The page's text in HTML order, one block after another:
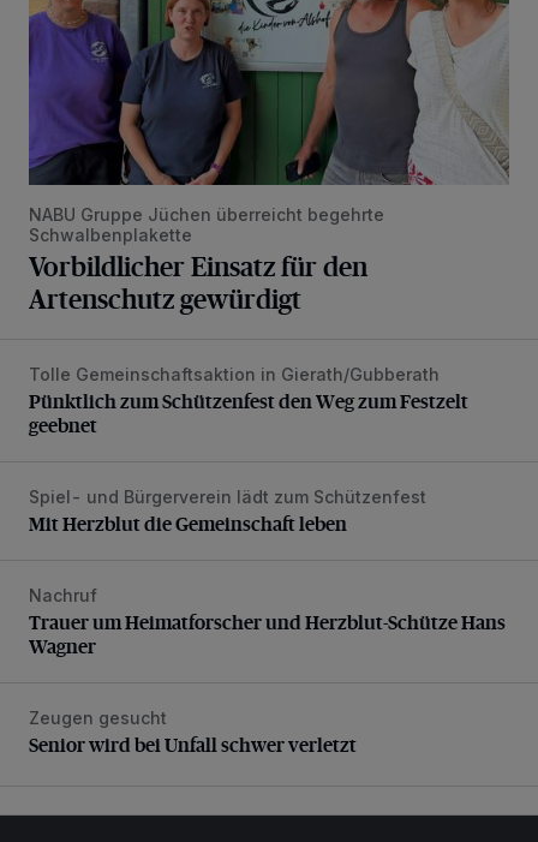
NABU Gruppe Jüchen überreicht begehrte
Schwalbenplakette
Vorbildlicher Einsatz für den
Artenschutz gewürdigt
Pünktlich zum Schützenfest den Weg zum Festzelt
Tolle Gemeinschaftsaktion in Gierath/Gubberath
Pünktlich zum Schützenfest den Weg zum Festzelt
geebnet
Mit Herzblut die Gemeinschaft leben
Spiel- und Bürgerverein lädt zum Schützenfest
Mit Herzblut die Gemeinschaft leben
Trauer um Heimatforscher und Herzblut-Schütze Hans
Nachruf
Trauer um Heimatforscher und Herzblut-Schütze Hans
Wagner
Senior wird bei Unfall schwer verletzt
Zeugen gesucht
Senior wird bei Unfall schwer verletzt